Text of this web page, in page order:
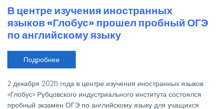
В центре изучения иностранных
языков «Глобус» прошел пробный ОГЭ
по английскому языку
Подробнее
В
изучения
иностранных
языков
«Глобус»
2 декабря 2025 года в центре изучения иностранных языков
«Глобус» Рубцовского индустриального института состоялся
пробный экзамен ОГЭ по английскому языку для учащихся